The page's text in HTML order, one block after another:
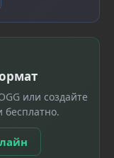
или создайте
бесплатно.